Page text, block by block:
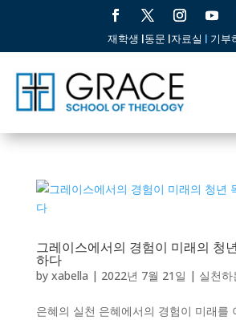
재학생 |동문 |자료실 | 기부
그레이스에서의 경험이 미래의 청
하다
by xabella | 2022년 7월 21일 | 실천하
은혜의 실천 은혜에서의 경험이 미래를